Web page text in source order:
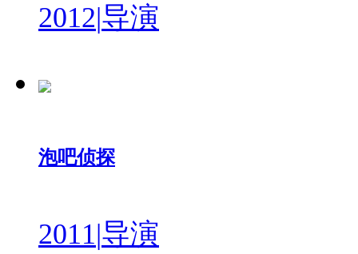
2012|导演
泡吧侦探
2011|导演